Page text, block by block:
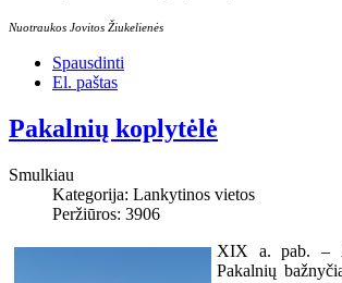
Nuotraukos Jovitos Žiukelienės
Spausdinti
El. paštas
Pakalnių koplytėlė
Smulkiau
Kategorija: Lankytinos vietos
Peržiūros: 3906
XIX a. pab. –
Pakalnių